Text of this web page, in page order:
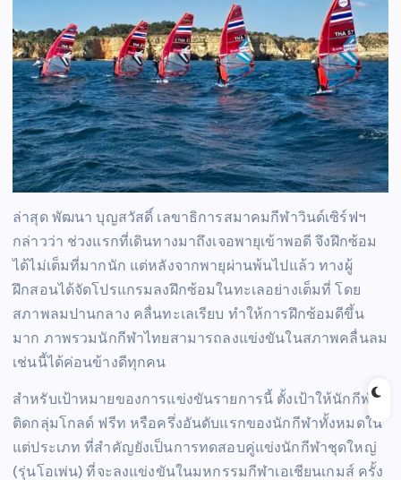
ล่าสุด พัฒนา บุญสวัสดิ์ เลขาธิการสมาคมกีฬาวินด์เซิร์ฟฯ
กล่าวว่า ช่วงแรกที่เดินทางมาถึงเจอพายุเข้าพอดี จึงฝึกซ้อม
ได้ไม่เต็มที่มากนัก แต่หลังจากพายุผ่านพ้นไปแล้ว ทางผู้
ฝึกสอนได้จัดโปรแกรมลงฝึกซ้อมในทะเลอย่างเต็มที่ โดย
สภาพลมปานกลาง คลื่นทะเลเรียบ ทำให้การฝึกซ้อมดีขึ้น
มาก ภาพรวมนักกีฬาไทยสามารถลงแข่งขันในสภาพคลื่นลม
เช่นนี้ได้ค่อนข้างดีทุกคน
สำหรับเป้าหมายของการแข่งขันรายการนี้ ตั้งเป้าให้นักกีฬา
ติดกลุ่มโกลด์ ฟรีท หรือครึ่งอันดับแรกของนักกีฬาทั้งหมดใน
แต่ประเภท ที่สำคัญยังเป็นการทดสอบคู่แข่งนักกีฬาชุดใหญ่
(รุ่นโอเพ่น) ที่จะลงแข่งขันในมหกรรมกีฬาเอเชียนเกมส์ ครั้ง